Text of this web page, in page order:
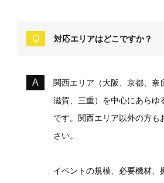
対応エリアはどこですか？
関西エリア（大阪、京都、奈
滋賀、三重）を中心にあらゆ
です。関西エリア以外の方も
さい。
イベントの規模、必要機材、